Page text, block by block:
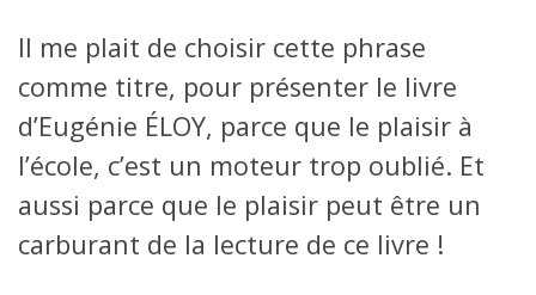
Il me plait de choisir cette phrase
comme titre, pour présenter le livre
d’Eugénie ÉLOY, parce que le plaisir à
l’école, c’est un moteur trop oublié. Et
aussi parce que le plaisir peut être un
carburant de la lecture de ce livre !